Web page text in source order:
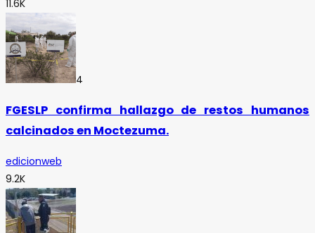
11.6K
4
FGESLP confirma hallazgo de restos humanos
calcinados en Moctezuma.
edicionweb
9.2K